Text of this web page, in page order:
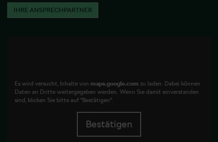
IHRE ANSPRECHPARTNER
Es wird versucht, Inhalte von maps.google.com zu laden. Dabei können
Daten an Dritte weitergegeben werden. Wenn Sie damit einverstanden
sind, klicken Sie bitte auf "Bestätigen".
Bestätigen